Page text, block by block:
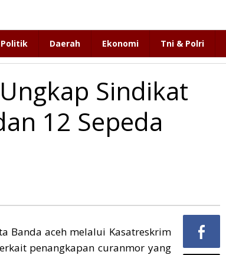
Politik Daerah Ekonomi Tni & Polri
Sindikat
12 Sepeda
Banda aceh melalui Kasatreskrim
penangkapan curanmor yang